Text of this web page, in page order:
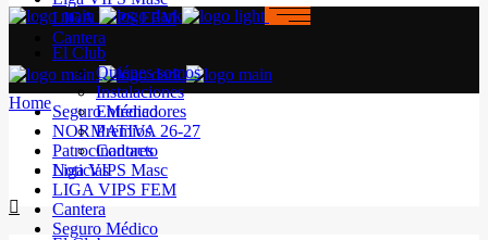
LIGA VIPS FEM
Cantera
Seguro Médico
NORMATIVA 26-27
Patrocinadores
Noticias
El Club
Quiénes somos
Instalaciones
Entrenadores
Premios
Contacto
Liga VIPS Masc
LIGA VIPS FEM
Cantera
Seguro Médico
Home